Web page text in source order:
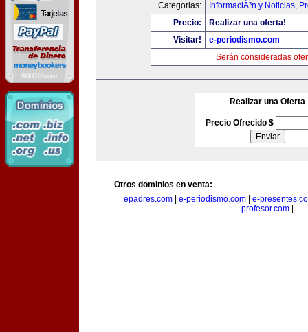
Categorias:
InformaciÃ³n y Noticias,
Precio:
Realizar una oferta!
Visitar!
e-periodismo.com
Serán consideradas
Realizar una Oferta
Precio Ofrecido $
Otros dominios en venta:
epadres.com
e-periodismo.com
e-
profesor.com